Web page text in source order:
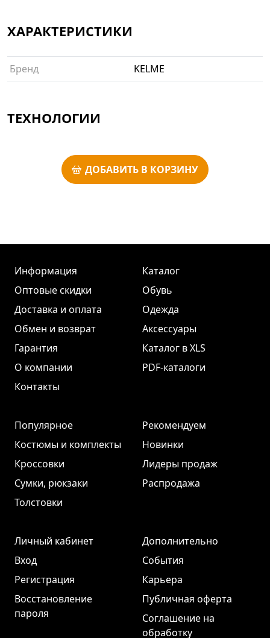
ХАРАКТЕРИСТИКИ
Бренд KELME
ТЕХНОЛОГИИ
ДОБАВИТЬ В КОРЗИНУ
Информация
Оптовые скидки
Доставка и оплата
Обмен и возврат
Гарантия
О компании
Контакты
Каталог
Обувь
Одежда
Аксессуары
Каталог в XLS
PDF-каталоги
Популярное
Костюмы и комплекты
Кроссовки
Сумки, рюкзаки
Толстовки
Рекомендуем
Новинки
Лидеры продаж
Распродажа
Личный кабинет
Вход
Регистрация
Восстановление
пароля
Дополнительно
События
Карьера
Публичная оферта
Соглашение на
обработку